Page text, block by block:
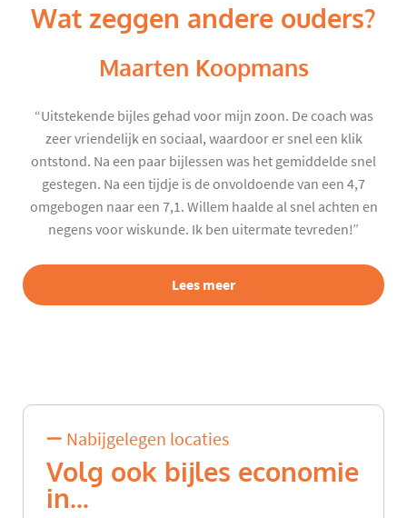
Wat zeggen andere ouders?
Maarten Koopmans
“Uitstekende bijles gehad voor mijn zoon. De coach was
zeer vriendelijk en sociaal, waardoor er snel een klik
ontstond. Na een paar bijlessen was het gemiddelde snel
gestegen. Na een tijdje is de onvoldoende van een 4,7
omgebogen naar een 7,1. Willem haalde al snel achten en
negens voor wiskunde. Ik ben uitermate tevreden!”
Lees meer
Nabijgelegen locaties
Volg ook bijles economie
in...